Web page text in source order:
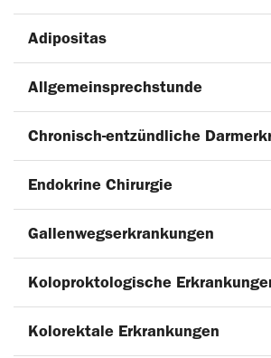
Adipositas
Allgemeinsprechstunde
Chronisch-entzündliche
Endokrine Chirurgie
Gallenwegserkrankungen
Koloproktologische
Kolorektale Erkrankungen